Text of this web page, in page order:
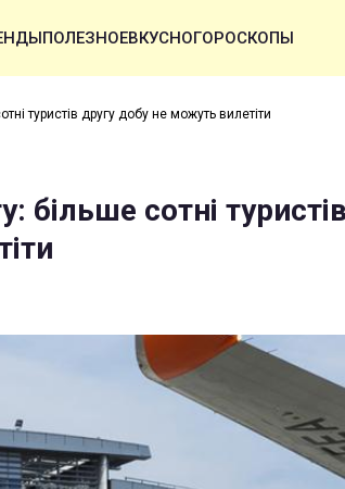
ПОЛЕЗНОЕВКУСНОГОРОСКОПЫ
туристів другу добу не можуть вилетіти
більше сотні